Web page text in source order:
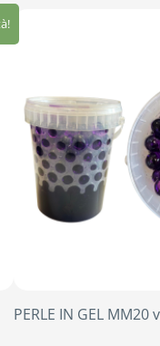
PERLE IN GEL